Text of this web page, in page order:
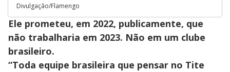
Divulgação/Flamengo
Ele prometeu, em 2022, publicamente, que
não trabalharia em 2023. Não em um clube
brasileiro.
“Toda equipe brasileira que pensar no Tite